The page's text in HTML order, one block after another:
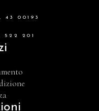
43 00193
522 201